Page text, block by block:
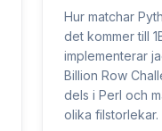
Hur matchar
det kommer till
implementerar
Billion Row
dels i Perl och
olika filstorlekar.